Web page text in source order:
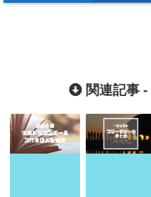
関連記事 -